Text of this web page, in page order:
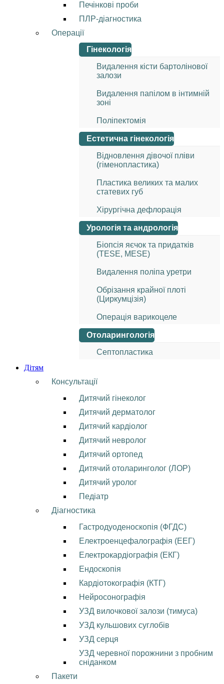
Печінкові проби
ПЛР-діагностика
Операції
Гінекологія
Видалення кісти бартолінової
залози
Видалення папілом в інтимній
зоні
Поліпектомія
Естетична гінекологія
Відновлення дівочої пліви
(гіменопластика)
Пластика великих та малих
статевих губ
Хірургічна дефлорація
Урологія та андрологія
Біопсія яєчок та придатків
(TESE, MESE)
Видалення поліпа уретри
Обрізання крайної плоті
(Циркумцізія)
Операція варикоцеле
Отоларингологія
Септопластика
Дітям
Консультації
Дитячий гінеколог
Дитячий дерматолог
Дитячий кардіолог
Дитячий невролог
Дитячий ортопед
Дитячий отоларинголог (ЛОР)
Дитячий уролог
Педіатр
Діагностика
Гастродуоденоскопія (ФГДС)
Електроенцефалографія (ЕЕГ)
Електрокардіографія (ЕКГ)
Ендоскопія
Кардіотокографія (КТГ)
Нейросонографія
УЗД вилочкової залози (тимуса)
УЗД кульшових суглобів
УЗД серця
УЗД черевної порожнини з пробним
сніданком
Пакети